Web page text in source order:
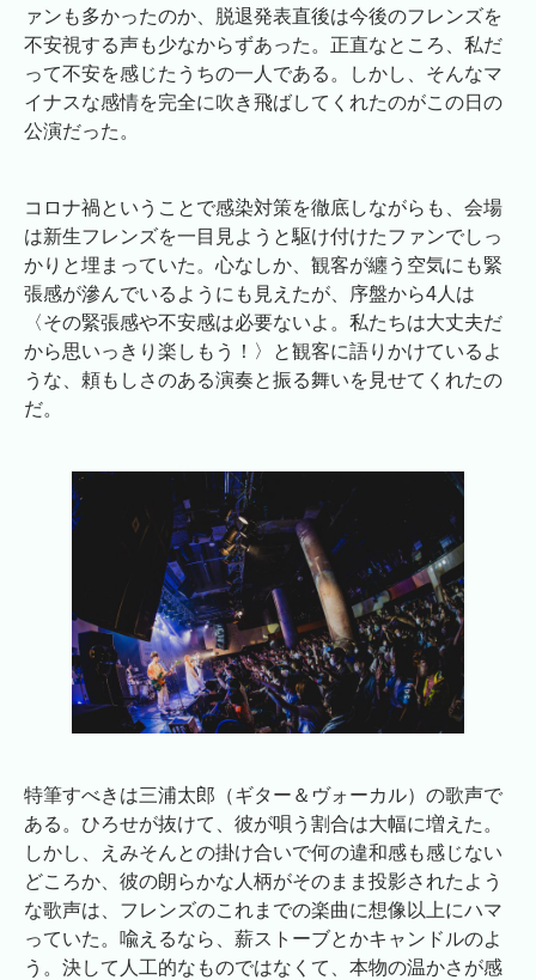
ァンも多かったのか、脱退発表直後は今後のフレンズを
不安視する声も少なからずあった。正直なところ、私だ
って不安を感じたうちの一人である。しかし、そんなマ
イナスな感情を完全に吹き飛ばしてくれたのがこの日の
公演だった。
コロナ禍ということで感染対策を徹底しながらも、会場
は新生フレンズを一目見ようと駆け付けたファンでしっ
かりと埋まっていた。心なしか、観客が纏う空気にも緊
張感が滲んでいるようにも見えたが、序盤から4人は
〈その緊張感や不安感は必要ないよ。私たちは大丈夫だ
から思いっきり楽しもう！〉と観客に語りかけているよ
うな、頼もしさのある演奏と振る舞いを見せてくれたの
だ。
特筆すべきは三浦太郎（ギター＆ヴォーカル）の歌声で
ある。ひろせが抜けて、彼が唄う割合は大幅に増えた。
しかし、えみそんとの掛け合いで何の違和感も感じない
どころか、彼の朗らかな人柄がそのまま投影されたよう
な歌声は、フレンズのこれまでの楽曲に想像以上にハマ
っていた。喩えるなら、薪ストーブとかキャンドルのよ
う。決して人工的なものではなくて、本物の温かさが感